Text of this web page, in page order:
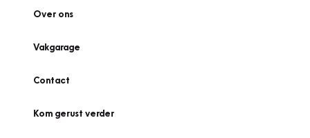
Over ons
Vakgarage
Contact
Kom gerust verder